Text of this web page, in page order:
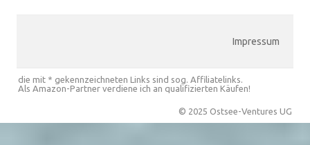
Impressum
die mit * gekennzeichneten Links sind sog. Affiliatelinks.
Als Amazon-Partner verdiene ich an qualifizierten Käufen!
© 2025 Ostsee-Ventures UG